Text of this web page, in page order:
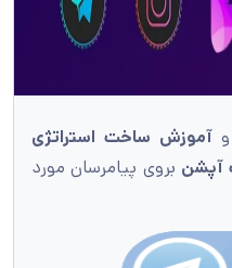
آموزش ساخت استراتژی
آپشن بروی پیامرسان مورد